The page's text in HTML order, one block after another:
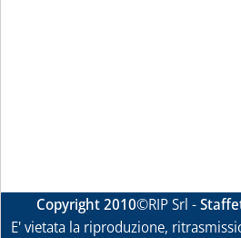
Copyright 2010©RIP Srl -
E' vietata la riproduzione,